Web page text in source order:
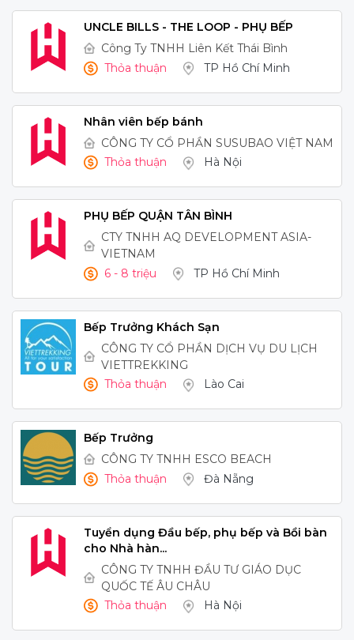
UNCLE BILLS - THE LOOP - PHỤ BẾP
Công Ty TNHH Liên Kết Thái Bình
Thỏa thuận
TP Hồ Chí Minh
Nhân viên bếp bánh
CÔNG TY CỔ PHẦN SUSUBAO VIỆT NAM
Thỏa thuận
Hà Nội
PHỤ BẾP QUẬN TÂN BÌNH
CTY TNHH AQ DEVELOPMENT ASIA-
VIETNAM
6 - 8 triệu
TP Hồ Chí Minh
Bếp Trưởng Khách Sạn
CÔNG TY CỔ PHẦN DỊCH VỤ DU LỊCH
VIETTREKKING
Thỏa thuận
Lào Cai
Bếp Trưởng
CÔNG TY TNHH ESCO BEACH
Thỏa thuận
Đà Nẵng
Tuyển dụng Đầu bếp, phụ bếp và Bồi bàn
cho Nhà hàn...
CÔNG TY TNHH ĐẦU TƯ GIÁO DỤC
QUỐC TẾ ÂU CHÂU
Thỏa thuận
Hà Nội